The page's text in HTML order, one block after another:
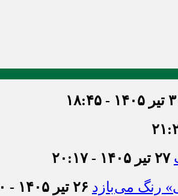
- ۱۸:۴۵
۲۷ تیر ۱۴۰۵ - ۲۰:۱۷
رنگ می‌بازد ۲۶ تیر ۱۴۰۵ - ۱۹:۵۰